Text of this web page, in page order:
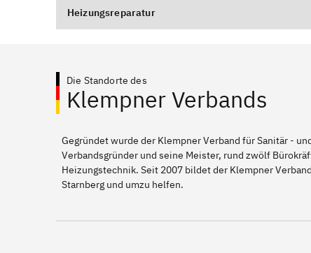
Heizungsreparatur
Die Standorte des
Klempner Verbands
Gegründet wurde der Klempner Verband für Sanitär -
Verbandsgründer und seine Meister, rund zwölf
Heizungstechnik. Seit 2007 bildet der Klempner
Starnberg und umzu helfen.